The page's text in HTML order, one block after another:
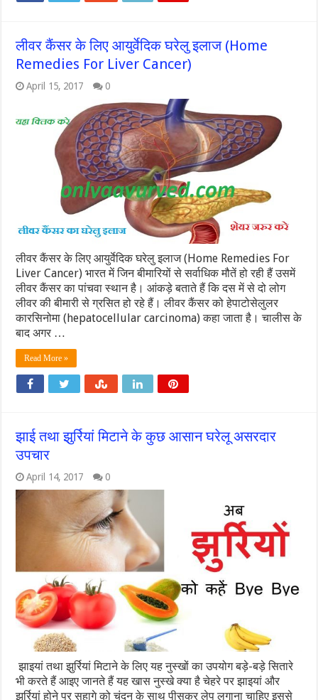
लीवर कैंसर के लिए आयुर्वेदिक घरेलु इलाज (Home
Remedies For Liver Cancer)
April 15, 2017 0
लीवर कैंसर के लिए आयुर्वेदिक घरेलु इलाज (Home Remedies For
Liver Cancer) भारत में जिन बीमारियों से सर्वाधिक मौतें हो रही हैं उसमें
लीवर कैंसर का पांचवा स्थान है। आंकड़े बताते हैं कि दस में से दो लोग
लीवर की बीमारी से ग्रसित हो रहे हैं। लीवर कैंसर को हेपाटोसेलुलर
कारसिनोमा (hepatocellular carcinoma) कहा जाता है। चालीस के
बाद अगर …
Read More »
झाई तथा झुर्रियां मिटाने के कुछ आसान घरेलू असरदार
उपचार
April 14, 2017 0
झाइयां तथा झुर्रियां मिटाने के लिए यह नुस्खों का उपयोग बड़े-बड़े सितारे
भी करते हैं आइए जानते हैं यह खास नुस्खे क्या है चेहरे पर झाइयां और
झुर्रियां होने पर सुहागे को चंदन के साथ पीसकर लेप लगाना चाहिए इससे